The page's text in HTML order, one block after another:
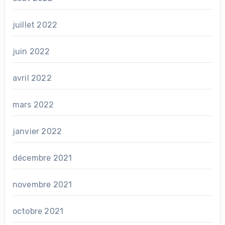
juillet 2022
juin 2022
avril 2022
mars 2022
janvier 2022
décembre 2021
novembre 2021
octobre 2021